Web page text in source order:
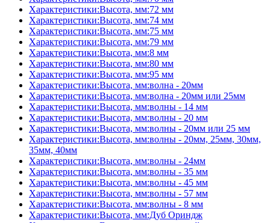
Характеристики:Высота, мм:72 мм
Характеристики:Высота, мм:74 мм
Характеристики:Высота, мм:75 мм
Характеристики:Высота, мм:79 мм
Характеристики:Высота, мм:8 мм
Характеристики:Высота, мм:80 мм
Характеристики:Высота, мм:95 мм
Характеристики:Высота, мм:волна - 20мм
Характеристики:Высота, мм:волна - 20мм или 25мм
Характеристики:Высота, мм:волны - 14 мм
Характеристики:Высота, мм:волны - 20 мм
Характеристики:Высота, мм:волны - 20мм или 25 мм
Характеристики:Высота, мм:волны - 20мм, 25мм, 30мм,
35мм, 40мм
Характеристики:Высота, мм:волны - 24мм
Характеристики:Высота, мм:волны - 35 мм
Характеристики:Высота, мм:волны - 45 мм
Характеристики:Высота, мм:волны - 57 мм
Характеристики:Высота, мм:волны - 8 мм
Характеристики:Высота, мм:Дуб Ориндж